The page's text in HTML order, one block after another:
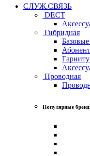
СЛУЖ.СВЯЗЬ
DECT
Гибридная
Проводная
Популярные